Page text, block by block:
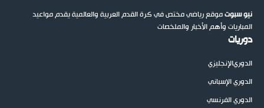
نيو سبوتموقع رياضي مختص في كرة القدم العربية والعالمية يقدم مواعيد
المباريات وأهم الأخبار والملخصات
دوريات
الدوريالإنجليزي
الدوري الإسباني
الدوري الفرنسي